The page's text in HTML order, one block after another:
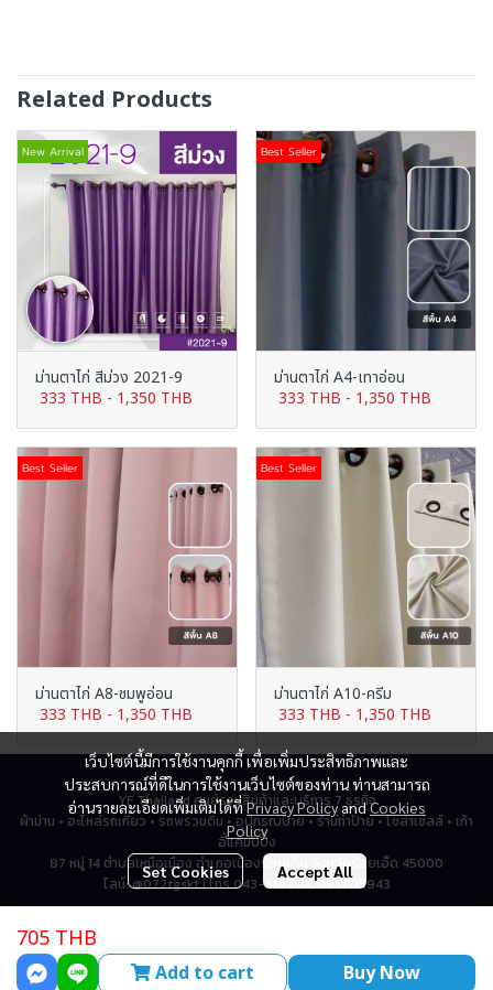
Related Products
New Arrival
ม่านตาไก่ สีม่วง 2021-9
333 THB - 1,350 THB
Best Seller
ม่านตาไก่ A4-เทาอ่อน
333 THB - 1,350 THB
Best Seller
ม่านตาไก่ A8-ชมพูอ่อน
333 THB - 1,350 THB
Best Seller
ม่านตาไก่ A10-ครีม
333 THB - 1,350 THB
705 THB
Add to cart Buy Now
เว็บไซต์นี้มีการใช้งานคุกกี้ เพื่อเพิ่มประสิทธิภาพและ
ประสบการณ์ที่ดีในการใช้งานเว็บไซต์ของท่าน ท่านสามารถ
อ่านรายละเอียดเพิ่มเติมได้ที่Privacy PolicyandCookies
Policy
Set Cookies Accept All
YF Thailand ศูนย์รวมสินค้าและบริการ 7 ธุรกิจ
ผ้าม่าน • อะไหล่รถเกี่ยว • รถพรวนดิน • อุปกรณ์ป้าย • ร้านทำป้าย • โซล่าเซลล์ • เก้า
อี้แคมป์ปิ้ง
87 หมู่ 14 ตำบลเหนือเมือง อำเภอเมืองร้อยเอ็ด จังหวัดร้อยเอ็ด 45000
ไลน์: @072tgskt | โทร 043-518259, 0951715943
Total Visitor2,800,883